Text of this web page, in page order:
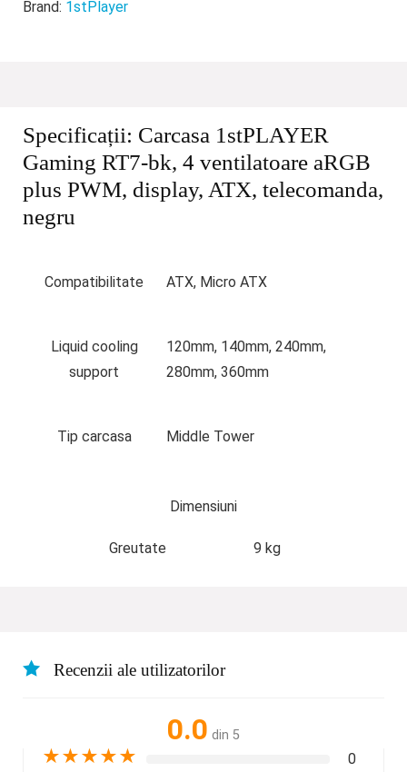
Brand: 1stPlayer
Specificații: Carcasa 1stPLAYER
Gaming RT7-bk, 4 ventilatoare aRGB
plus PWM, display, ATX, telecomanda,
negru
Compatibilitate ATX, Micro ATX
Liquid cooling
support
120mm, 140mm, 240mm,
280mm, 360mm
Tip carcasa Middle Tower
Dimensiuni
Greutate 9 kg
Recenzii ale utilizatorilor
0.0 din 5
★★★★★ 0